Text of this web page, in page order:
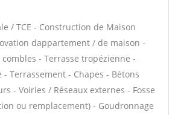
/ TCE - Construction de Maison
dappartement / de maison -
- Terrasse tropézienne -
Terrassement - Chapes - Bétons
- Voiries / Réseaux externes - Fosse
ou remplacement) - Goudronnage